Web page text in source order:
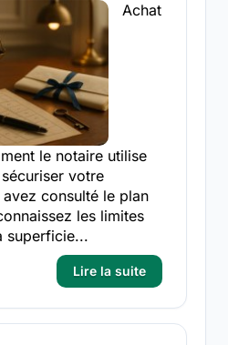
Achat
le notaire utilise
votre
consulté le plan
les limites
superficie...
Lire la suite